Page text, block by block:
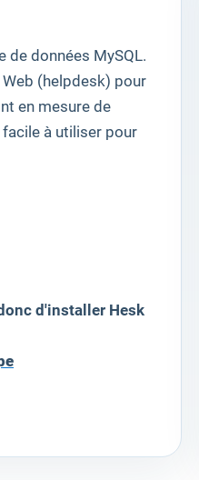
de données MySQL.
(helpdesk) pour
en mesure de
à utiliser pour
d'installer Hesk